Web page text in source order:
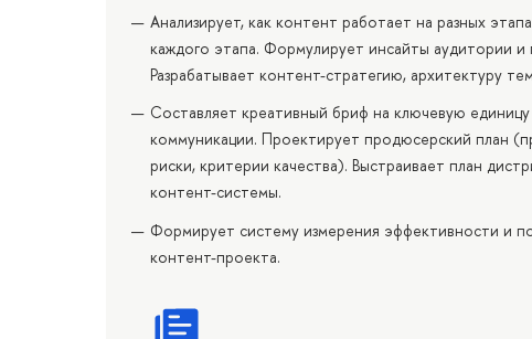
Анализирует, как контент работает на разных
каждого этапа. Формулирует инсайты аудитории и
Разрабатывает контент-стратегию, архитектуру
Составляет креативный бриф на ключевую
коммуникации. Проектирует продюсерский план
риски, критерии качества). Выстраивает план
контент-системы.
Формирует систему измерения эффективности и
контент-проекта.